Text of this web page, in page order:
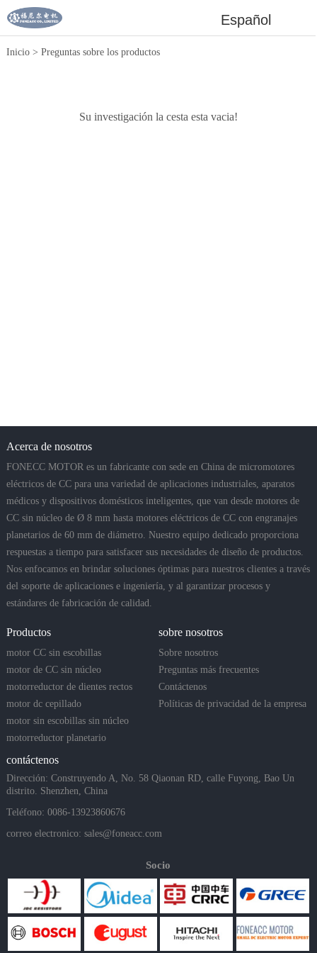
Español
Inicio> Preguntas sobre los productos
Su investigación la cesta esta vacia!
Acerca de nosotros
FONECC MOTOR es un fabricante con sede en China de micromotores
eléctricos de CC para una variedad de aplicaciones industriales, aparatos
médicos y dispositivos domésticos inteligentes, que van desde motores de
CC sin núcleo de Ø 8 mm hasta motores eléctricos de CC con engranajes
planetarios de 60 mm de diámetro. Nuestro equipo dedicado proporciona
respuestas a tiempo para satisfacer sus necesidades de diseño de productos.
Nos enfocamos en brindar soluciones óptimas para nuestros clientes a través
del soporte de aplicaciones e ingeniería, y al garantizar procesos y
estándares de fabricación de calidad.
Productos
motor CC sin escobillas
motor de CC sin núcleo
motorreductor de dientes rectos
motor dc cepillado
motor sin escobillas sin núcleo
motorreductor planetario
sobre nosotros
Sobre nosotros
Preguntas más frecuentes
Contáctenos
Políticas de privacidad de la empresa
contáctenos
Dirección: Construyendo A, No. 58 Qiaonan RD, calle Fuyong, Bao Un
distrito. Shenzhen, China
Teléfono: 0086-13923860676
correo electronico: sales@foneacc.com
Socio